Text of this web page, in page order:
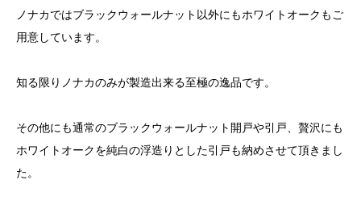
ノナカではブラックウォールナット以外にもホワイトオークもご
用意しています。
知る限りノナカのみが製造出来る至極の逸品です。
その他にも通常のブラックウォールナット開戸や引戸、贅沢にも
ホワイトオークを純白の浮造りとした引戸も納めさせて頂きまし
た。